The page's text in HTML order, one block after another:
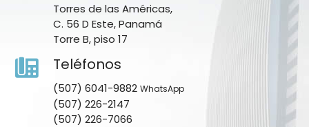
Torres de las Américas,
C. 56 D Este, Panamá
Torre B, piso 17
Teléfonos
(507) 6041-9882 WhatsApp
(507) 226-2147
(507) 226-7066